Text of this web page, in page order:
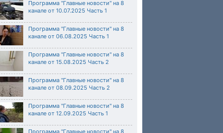
Программа "Главные новости" на 8
канале от 10.07.2025 Часть 1
Программа "Главные новости" на 8
канале от 06.08.2025 Часть 1
Программа "Главные новости" на 8
канале от 15.08.2025 Часть 2
Программа "Главные новости" на 8
канале от 08.09.2025 Часть 2
Программа "Главные новости" на 8
канале от 12.09.2025 Часть 1
Программа "Главные новости" на 8